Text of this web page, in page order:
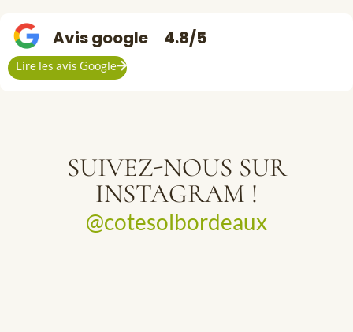
Avis google 4.8/5
Lire les avis Google
SUIVEZ-NOUS SUR
INSTAGRAM !
@cotesolbordeaux